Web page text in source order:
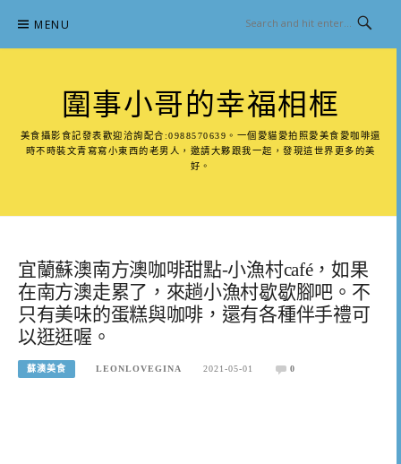
content
MENU
圍事小哥的幸福相框
美食攝影食記發表歡迎洽詢配合:0988570639。一個愛貓愛拍照愛美食愛咖啡還
時不時裝文青寫寫小東西的老男人，邀請大夥跟我一起，發現這世界更多的美
好。
宜蘭蘇澳南方澳咖啡甜點-小漁村café，如果
在南方澳走累了，來趟小漁村歇歇腳吧。不
只有美味的蛋糕與咖啡，還有各種伴手禮可
以逛逛喔。
蘇澳美食 LEONLOVEGINA 2021-05-01 0